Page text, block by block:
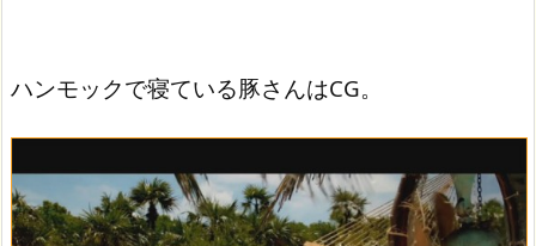
ハンモックで寝ている豚さんはCG。